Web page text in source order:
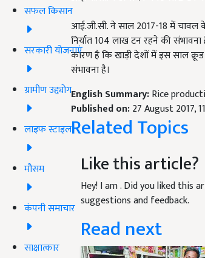
सफल किसान
सरकारी योजनाएं
ग्रामीण उद्द्योग
लाइफ स्टाइल
मौसम
कंपनी समाचार
साक्षात्कार
आई.जी.सी. ने साल 2017-18 में चावल
निर्यात 104 लाख टन रहने की
कारण है कि खाड़ी देशों में इस साल
संभावना है।
English Summary:Rice
Published on:27 August 2017,
Related Topics
Like this article?
Hey! I am. Did you liked this
suggestions and feedback.
Read next